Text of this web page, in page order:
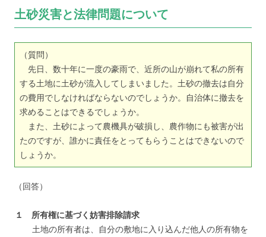
土砂災害と法律問題について
（質問）
先日、数十年に一度の豪雨で、近所の山が崩れて私の所有
する土地に土砂が流入してしまいました。土砂の撤去は自分
の費用でしなければならないのでしょうか。自治体に撤去を
求めることはできるでしょうか。
また、土砂によって農機具が破損し、農作物にも被害が出
たのですが、誰かに責任をとってもらうことはできないので
しょうか。
（回答）
１ 所有権に基づく妨害排除請求
土地の所有者は、自分の敷地に入り込んだ他人の所有物を